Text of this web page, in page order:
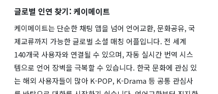
글로벌 인연 찾기: 케이메이트
케이메이트는 단순한 채팅 앱을 넘어 언어교환, 문화공유, 국
제교류까지 가능한 글로벌 소셜 매칭 어플입니다. 전 세계
140개국 사용자와 연결될 수 있으며, 자동 실시간 번역 시스
템으로 언어 장벽을 극복할 수 있습니다. 한국 문화에 관심 있
는 해외 사용자들이 많아 K-POP, K-Drama 등 공통 관심사